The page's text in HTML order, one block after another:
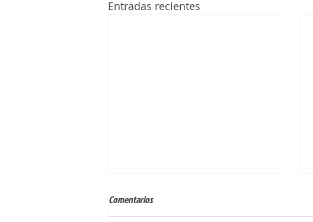
Entradas recientes
Comentarios